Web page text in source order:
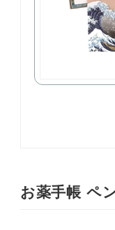
お薬手帳 ペ